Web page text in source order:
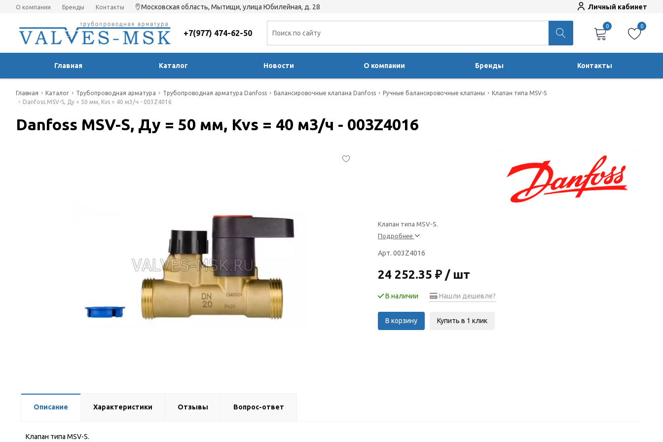
О компании Бренды Контакты Московская область, Мытищи, улица Юбилейная, д. 28 Личный кабинет
+7(977) 474-62-50
0 0
Главная Каталог Новости О компании Бренды Контакты
Главная Каталог Трубопроводная арматура Трубопроводная арматура Danfoss Балансировочные клапана Danfoss Ручные балансировочные клапаны
Клапан типа MSV-S
Danfoss MSV-S, Ду = 50 мм, Kvs = 40 м3/ч - 003Z4016
Danfoss MSV-S, Ду = 50 мм, Kvs = 40 м3/ч - 003Z4016
Клапан типа MSV-S.
Подробнее
Арт. 003Z4016
24 252.35 ₽ / шт
В наличии Нашли дешевле?
В корзину Купить в 1 клик
Описание Характеристики Отзывы Вопрос-ответ
Клапан типа MSV-S.